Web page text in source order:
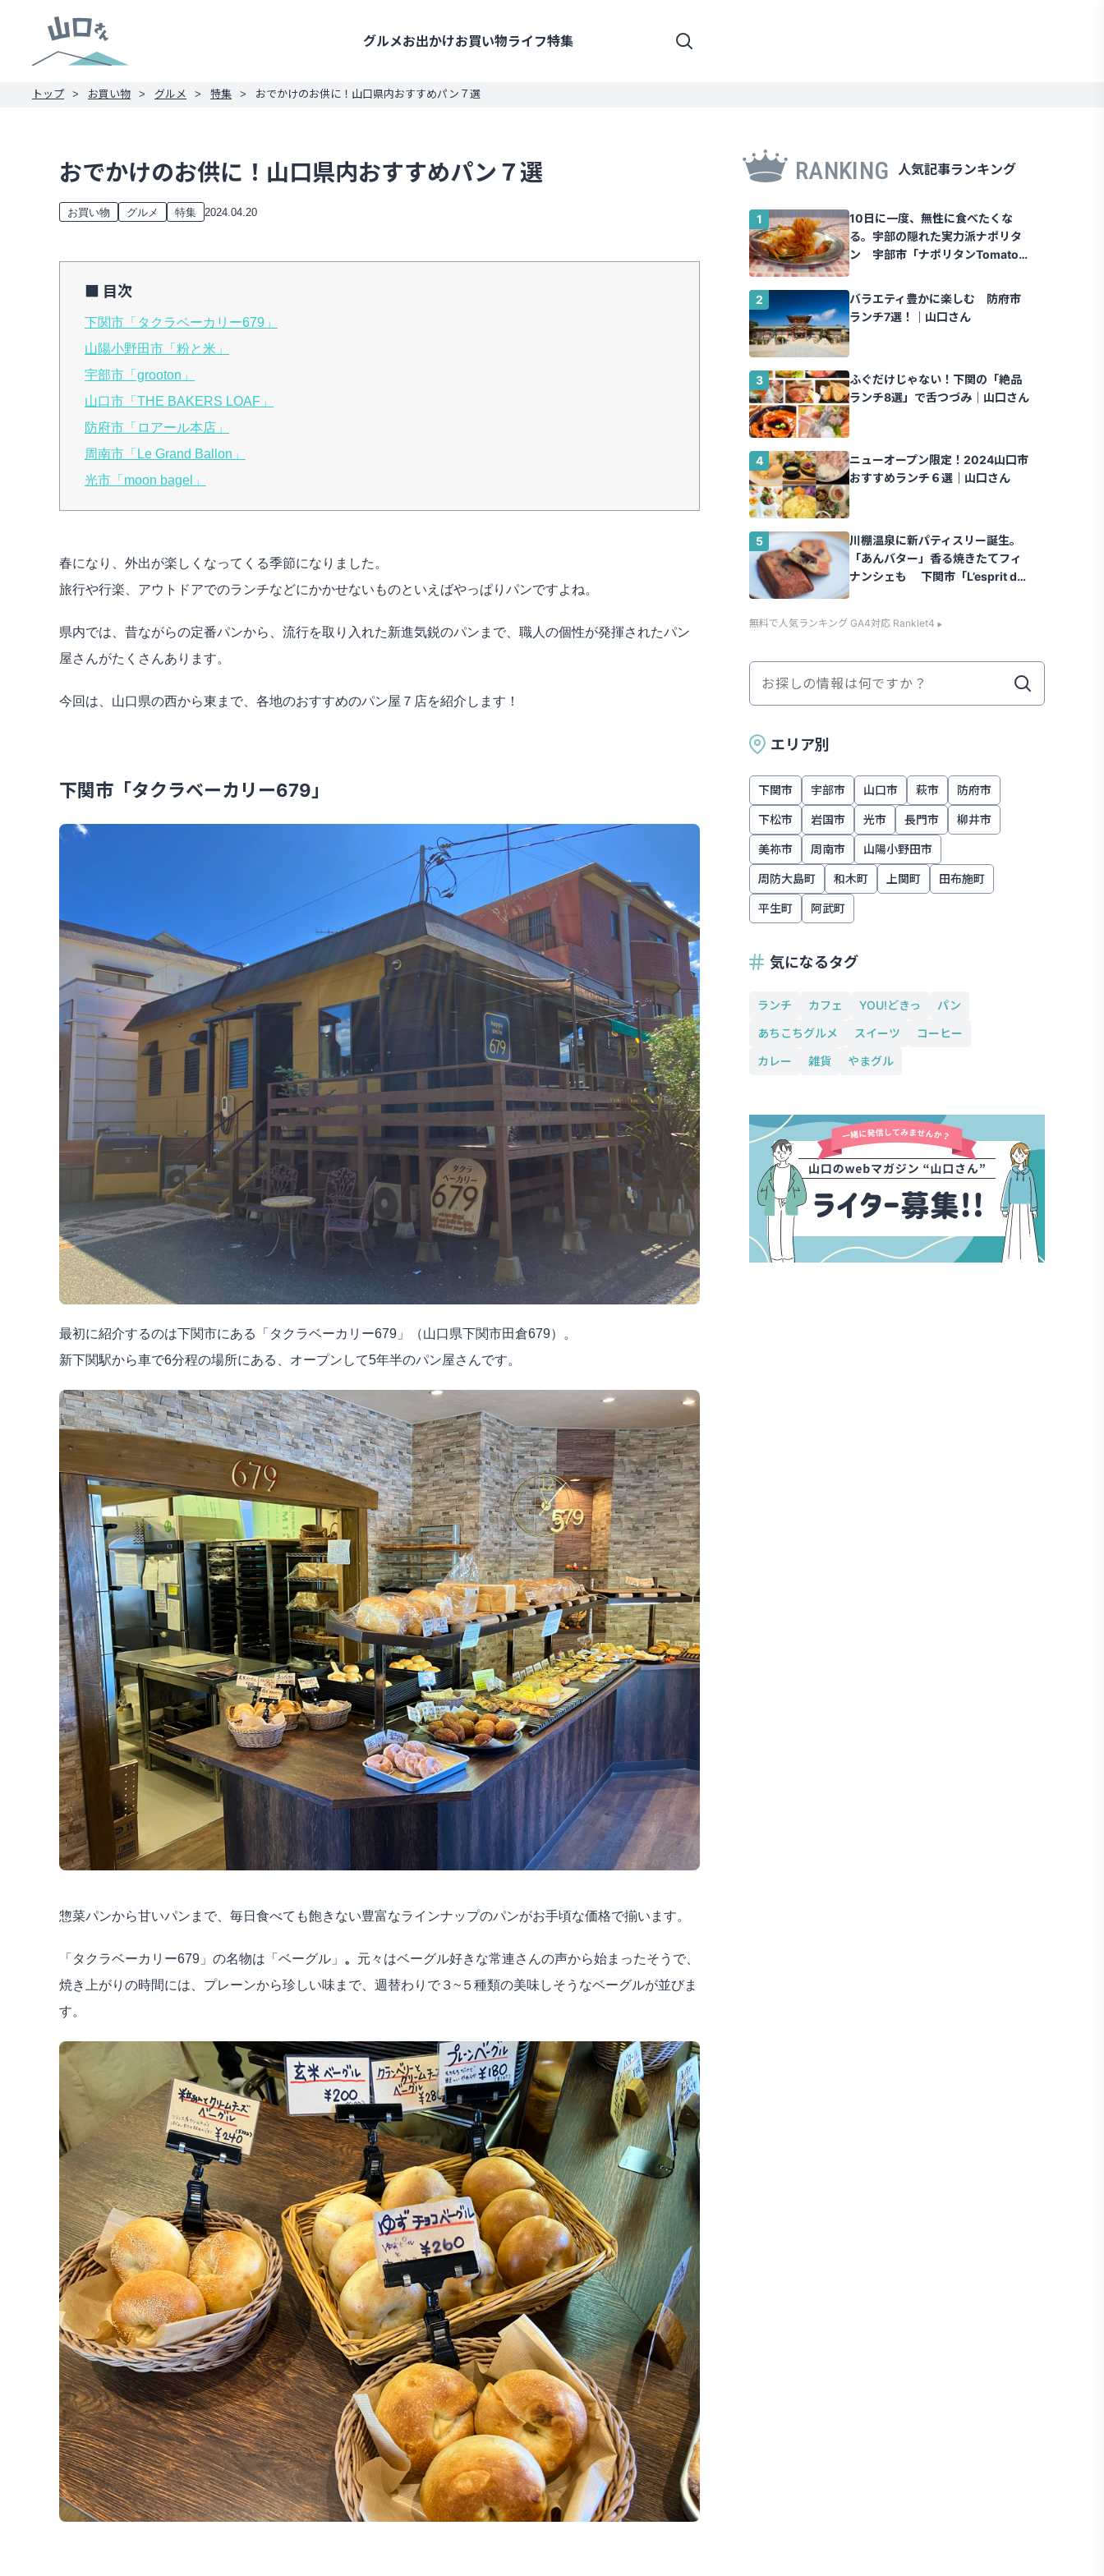
グルメお出かけお買い物ライフ特集
トップ お買い物 グルメ 特集 おでかけのお供に！山口県内おすすめパン７選
おでかけのお供に！山口県内おすすめパン７選
お買い物 グルメ 特集 2024.04.20
目次
下関市「タクラベーカリー679」
山陽小野田市「粉と米」
宇部市「grooton」
山口市「THE BAKERS LOAF」
防府市「ロアール本店」
周南市「Le Grand Ballon」
光市「moon bagel」
春になり、外出が楽しくなってくる季節になりました。
旅行や行楽、アウトドアでのランチなどにかかせないものといえばやっぱりパンですよね。
県内では、昔ながらの定番パンから、流行を取り入れた新進気鋭のパンまで、職人の個性が発揮されたパン
屋さんがたくさんあります。
今回は、山口県の西から東まで、各地のおすすめのパン屋７店を紹介します！
下関市「タクラベーカリー679」
最初に紹介するのは下関市にある「タクラベーカリー679」（山口県下関市田倉679）。
新下関駅から車で6分程の場所にある、 オープンして5年半のパン屋さんです。
惣菜パンから甘いパンまで、毎日食べても飽きない豊富なラインナップのパンがお手頃な価格で揃います。
「タクラベーカリー679」の名物は「ベーグル」 。 元々はベーグル好きな常連さんの声から始まったそうで、
焼き上がりの時間には、プレーンから珍しい味まで、 週替わりで３ ~ ５種類の美味しそうなベーグルが並びま
す。
RANKING 人気記事ランキング
10日に一度、無性に食べたくな
る。宇部の隠れた実力派ナポリタ
ン 宇部市「ナポリタンTomato」
バラエティ豊かに楽しむ 防府市
ランチ7選！｜山口さん
ふぐだけじゃない！下関の「絶品
ランチ8選」で舌つづみ｜山口さん
ニューオープン限定！2024山口市
おすすめランチ６選｜山口さん
川棚温泉に新パティスリー誕生。
「あんバター」香る焼きたてフィ
ナンシェも 下関市「L’esprit de
無料で人気ランキング GA4対応 Ranklet4
エリア別
下関市 宇部市 山口市 萩市 防府市
下松市 岩国市 光市 長門市 柳井市
美祢市 周南市 山陽小野田市
周防大島町 和木町 上関町 田布施町
平生町 阿武町
気になるタグ
ランチ カフェ YOU!どきっ
パン
あちこちグルメ
スイーツ
コーヒー
カレー
雑貨 やまグル